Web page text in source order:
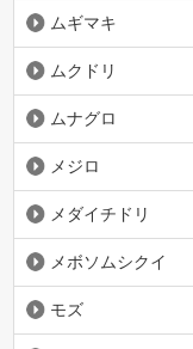
ムギマキ
ムクドリ
ムナグロ
メジロ
メダイチドリ
メボソムシクイ
モズ